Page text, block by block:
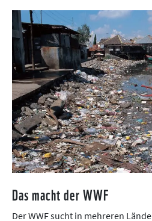
Das macht der WWF
Der WWF sucht in mehreren